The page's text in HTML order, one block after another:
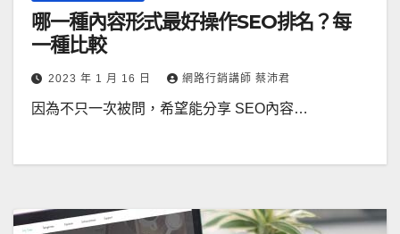
哪一種內容形式最好操作SEO排名？每
一種比較
2023 年 1 月 16 日 網路行銷講師 蔡沛君
因為不只一次被問，希望能分享 SEO內容…